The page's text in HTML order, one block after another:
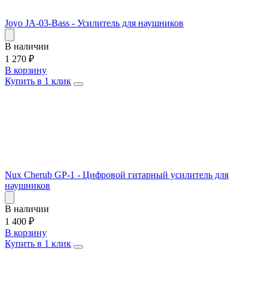
Joyo JA-03-Bass - Усилитель для наушников
В наличии
1 270 ₽
В корзину
Купить в 1 клик
Nux Cherub GP-1 - Цифровой гитарный усилитель для
наушников
В наличии
1 400 ₽
В корзину
Купить в 1 клик